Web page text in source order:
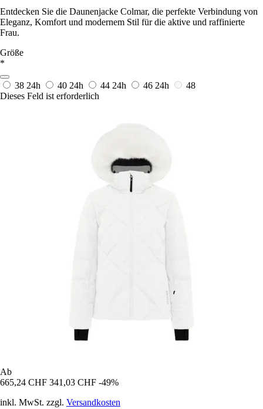
Entdecken Sie die Daunenjacke Colmar, die perfekte Verbindung von
Eleganz, Komfort und modernem Stil für die aktive und raffinierte
Frau.
Größe
*
38 24h 40 24h 44 24h 46 24h
48
Dieses Feld ist erforderlich
Ab
665,24 CHF 341,03 CHF -49%
inkl. MwSt. zzgl. Versandkosten